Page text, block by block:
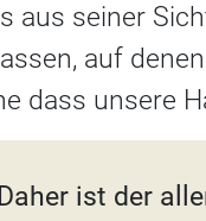
aus seiner
auf
dass unsere
Daher ist der